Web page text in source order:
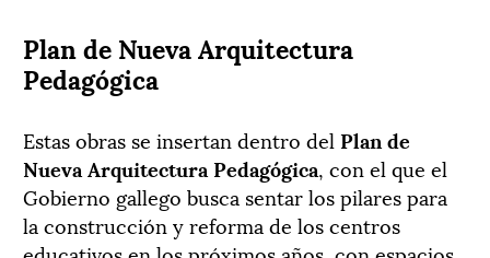
Plan de Nueva Arquitectura
Pedagógica
Estas obras se insertan dentro del Plan de
Nueva Arquitectura Pedagógica, con el que el
Gobierno gallego busca sentar los pilares para
la construcción y reforma de los centros